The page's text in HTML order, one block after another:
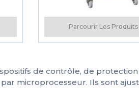
Parcourir Les Produits
de contrôle, de
microprocesseur. Ils sont